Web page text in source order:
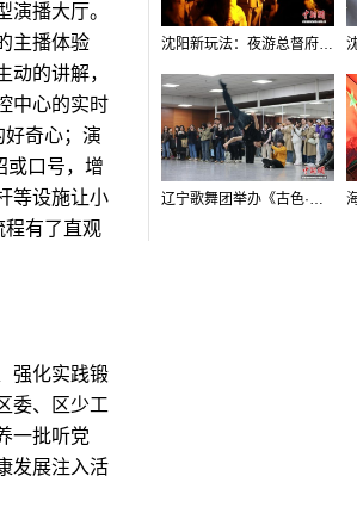
播大厅。
主播体验
的讲解，
中心的实时
好奇心；演
或口号，增
等设施让小
程有了直观
强化实践锻
委、区少工
一批听党
发展注入活
沈阳新玩法：夜游总督府，当一回“赴宴者”
辽宁歌舞团举办《古色·国宝辽宁》排练开放日活动